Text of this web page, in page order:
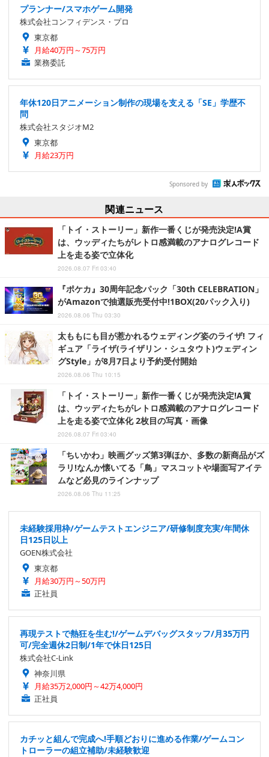
プランナー/スマホゲーム開発
株式会社コンフィデンス・プロ
東京都
月給40万円～75万円
業務委託
年休120日アニメーション制作の現場を支える「SE」学歴不
問
株式会社スタジオM2
東京都
月給23万円
Sponsored by
関連ニュース
「トイ・ストーリー」新作一番くじが発売決定!A賞
は、ウッディたちがレトロ感満載のアナログレコード
上を走る姿で立体化
2026.08.07 Fri 03:40
『ポケカ』30周年記念パック「30th CELEBRATION」
がAmazonで抽選販売受付中!1BOX(20パック入り)
2026.08.06 Thu 03:30
太ももにも目が惹かれるウェディング姿のライザ! フィ
ギュア「ライザ(ライザリン・シュタウト)ウェディン
グStyle」が8月7日より予約受付開始
2026.08.06 Thu 10:15
「トイ・ストーリー」新作一番くじが発売決定!A賞
は、ウッディたちがレトロ感満載のアナログレコード
上を走る姿で立体化 2枚目の写真・画像
2026.08.07 Fri 03:40
「ちいかわ」映画グッズ第3弾ほか、多数の新商品がズ
ラリ!なんか懐いてる「鳥」マスコットや場面写アイテ
ムなど必見のラインナップ
2026.08.06 Thu 11:25
未経験採用枠/ゲームテストエンジニア/研修制度充実/年間休
日125日以上
GOEN株式会社
東京都
月給30万円～50万円
正社員
再現テストで熱狂を生む!/ゲームデバッグスタッフ/月35万円
可/完全週休2日制/1年で休日125日
株式会社C-Link
神奈川県
月給35万2,000円～42万4,000円
正社員
カチッと組んで完成へ!手順どおりに進める作業/ゲームコン
トローラーの組立補助/未経験歓迎